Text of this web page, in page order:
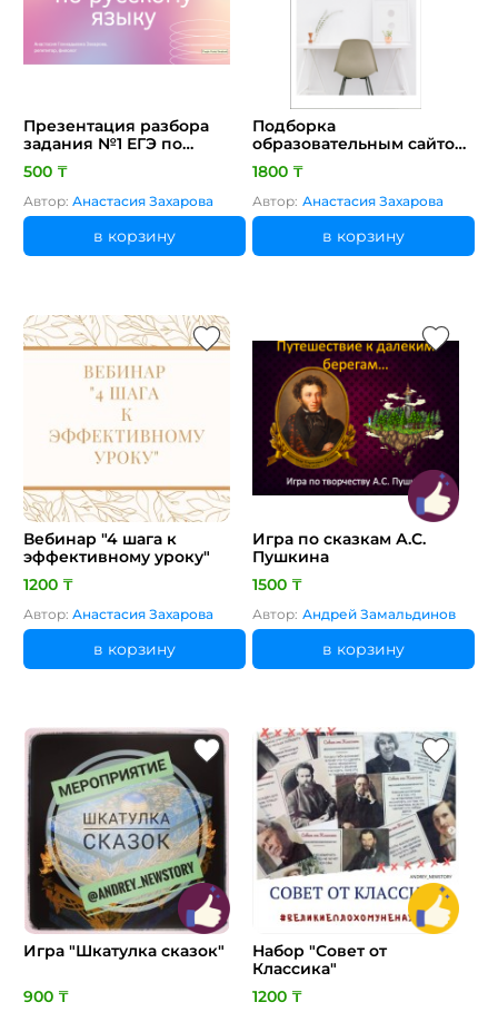
Презентация разбора
задания №1 ЕГЭ по
русскому языку
500 ₸
Автор: Анастасия Захарова
в корзину
Подборка
образовательным сайтов
для детей, родителей и
педагогов
1800 ₸
Автор: Анастасия Захарова
в корзину
Вебинар "4 шага к
эффективному уроку"
1200 ₸
Автор: Анастасия Захарова
в корзину
Игра по сказкам А.С.
Пушкина
1500 ₸
Автор: Андрей Замальдинов
в корзину
Игра "Шкатулка сказок"
900 ₸
Набор "Совет от
Классика"
1200 ₸